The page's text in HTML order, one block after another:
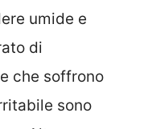
umide e
di
che soffrono
sono